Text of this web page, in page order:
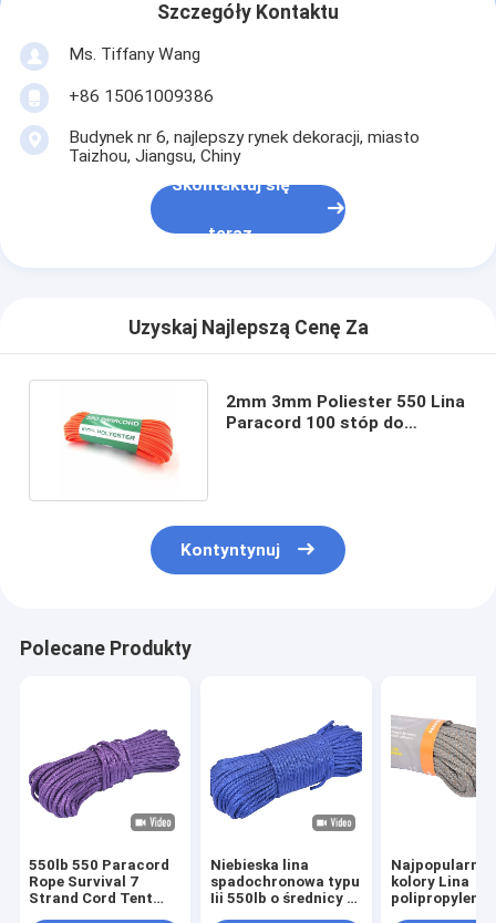
Szczegóły Kontaktu
Ms. Tiffany Wang
+86 15061009386
Budynek nr 6, najlepszy rynek dekoracji, miasto
Taizhou, Jiangsu, Chiny
Skontaktuj się
teraz
Uzyskaj Najlepszą Cenę Za
2mm 3mm Poliester 550 Lina
Paracord 100 stóp do
Kontyntynuj
Polecane Produkty
550lb 550 Paracord
Rope Survival 7
Strand Cord Tent
Niebieska lina
spadochronowa typu
Iii 550lb o średnicy 4
kolory Lina